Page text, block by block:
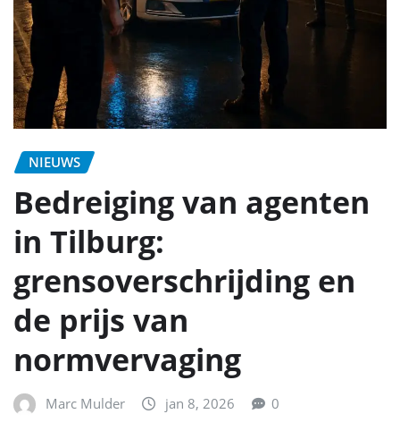
NIEUWS
Bedreiging van agenten
in Tilburg:
grensoverschrijding en
de prijs van
normvervaging
Marc Mulder jan 8, 2026 0